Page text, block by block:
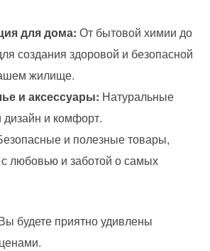
для дома: От бытовой химии до
создания здоровой и безопасной
жилище.
и аксессуары: Натуральные
дизайн и комфорт.
и полезные товары,
любовью и заботой о самых
будете приятно удивлены